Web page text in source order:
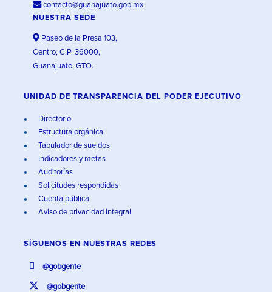
contacto@guanajuato.gob.mx
NUESTRA SEDE
Paseo de la Presa 103,
Centro, C.P. 36000,
Guanajuato, GTO.
UNIDAD DE TRANSPARENCIA DEL PODER EJECUTIVO
Directorio
Estructura orgánica
Tabulador de sueldos
Indicadores y metas
Auditorías
Solicitudes respondidas
Cuenta pública
Aviso de privacidad integral
SÍGUENOS EN NUESTRAS REDES
@gobgente
@gobgente